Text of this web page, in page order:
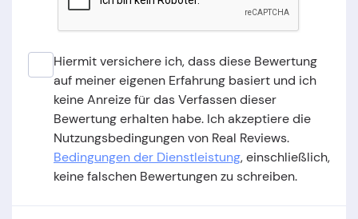
Hiermit versichere ich, dass diese Bewertung
auf meiner eigenen Erfahrung basiert und ich
keine Anreize für das Verfassen dieser
Bewertung erhalten habe. Ich akzeptiere die
Nutzungsbedingungen von Real Reviews.
Bedingungen der Dienstleistung, einschließlich,
keine falschen Bewertungen zu schreiben.